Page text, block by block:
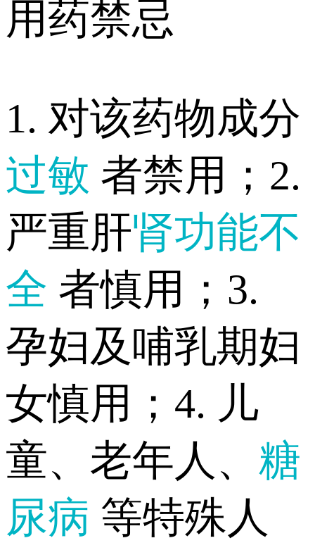
用药禁忌
1. 对该药物成分
过敏 者禁用；2.
严重肝肾功能不
全 者慎用；3.
孕妇及哺乳期妇
女慎用；4. 儿
童、老年人、 糖
尿病 等特殊人